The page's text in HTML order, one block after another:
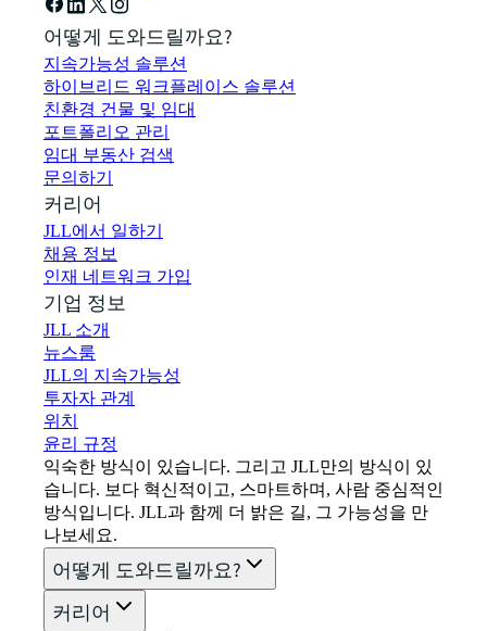
어떻게 도와드릴까요?
지속가능성 솔루션
하이브리드 워크플레이스 솔루션
친환경 건물 및 임대
포트폴리오 관리
임대 부동산 검색
문의하기
커리어
JLL에서 일하기
채용 정보
인재 네트워크 가입
기업 정보
JLL 소개
뉴스룸
JLL의 지속가능성
투자자 관계
위치
윤리 규정
익숙한 방식이 있습니다. 그리고 JLL만의 방식이 있
습니다. 보다 혁신적이고, 스마트하며, 사람 중심적인
방식입니다. JLL과 함께 더 밝은 길, 그 가능성을 만
나보세요.
어떻게 도와드릴까요?
커리어